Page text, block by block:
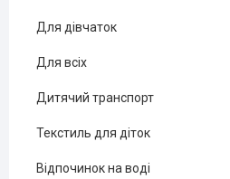
Для дівчаток
Для всіх
Дитячий транспорт
Текстиль для діток
Відпочинок на воді